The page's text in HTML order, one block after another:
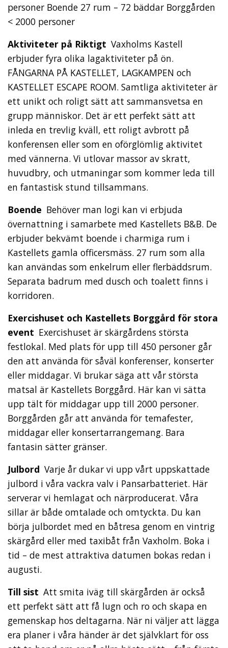
personer Boende 27 rum – 72 bäddar Borggården
< 2000 personer
Aktiviteter på Riktigt Vaxholms Kastell
erbjuder fyra olika lagaktiviteter på ön.
FÅNGARNA PÅ KASTELLET, LAGKAMPEN och
KASTELLET ESCAPE ROOM. Samtliga aktiviteter är
ett unikt och roligt sätt att sammansvetsa en
grupp människor. Det är ett perfekt sätt att
inleda en trevlig kväll, ett roligt avbrott på
konferensen eller som en oförglömlig aktivitet
med vännerna. Vi utlovar massor av skratt,
huvudbry, och utmaningar som kommer leda till
en fantastisk stund tillsammans.
Boende Behöver man logi kan vi erbjuda
övernattning i samarbete med Kastellets B&B. De
erbjuder bekvämt boende i charmiga rum i
Kastellets gamla officersmäss. 27 rum som alla
kan användas som enkelrum eller flerbäddsrum.
Separata badrum med dusch och toalett finns i
korridoren.
Exercishuset och Kastellets Borggård för stora
event Exercishuset är skärgårdens största
festlokal. Med plats för upp till 450 personer går
den att använda för såväl konferenser, konserter
eller middagar. Vi brukar säga att vår största
matsal är Kastellets Borggård. Här kan vi sätta
upp tält för middagar upp till 2000 personer.
Borggården går att använda för temafester,
middagar eller konsertarrangemang. Bara
fantasin sätter gränser.
Julbord Varje år dukar vi upp vårt uppskattade
julbord i våra vackra valv i Pansarbatteriet. Här
serverar vi hemlagat och närproducerat. Våra
sillar är både omtalade och omtyckta. Du kan
börja julbordet med en båtresa genom en vintrig
skärgård eller med taxibåt från Vaxholm. Boka i
tid – de mest attraktiva datumen bokas redan i
augusti.
Till sist Att smita iväg till skärgården är också
ett perfekt sätt att få lugn och ro och skapa en
gemenskap hos deltagarna. När ni väljer att lägga
era planer i våra händer är det självklart för oss